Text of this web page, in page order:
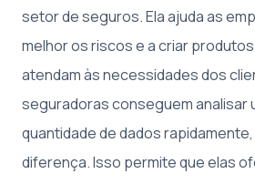
setor de seguros. Ela ajuda as
melhor os riscos e a criar
atendam às necessidades dos
seguradoras conseguem analisar
quantidade de dados
diferença. Isso permite que elas